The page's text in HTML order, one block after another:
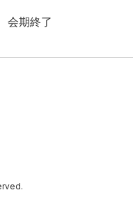
会期終了